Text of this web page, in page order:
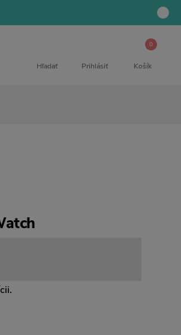
Hľadať Prihlásiť
0
Košík